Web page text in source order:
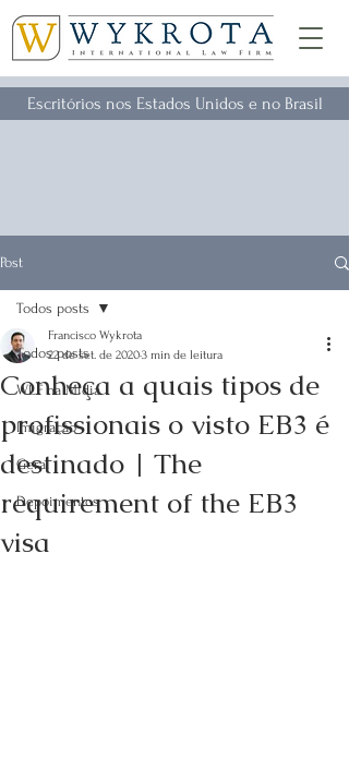
Escritórios nos Estados Unidos e no Brasil
Post
Todos posts
WLF na Mídia
Imigração
Geral
Depoimentos
Todos posts
Conheça a quais tipos de
profissionais o visto EB3 é
destinado | The
requirement of the EB3
visa
Francisco Wykrota
22 de set. de 20203 min de leitura